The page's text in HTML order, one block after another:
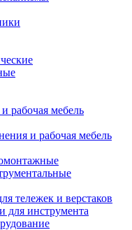
рабочая мебель
и рабочая мебель
тележек и верстаков
для инструмента